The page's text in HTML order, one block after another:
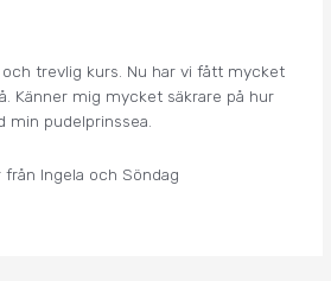
trevlig kurs. Nu har vi fått mycket
Känner mig mycket säkrare på hur
min pudelprinssea.
från Ingela och Söndag